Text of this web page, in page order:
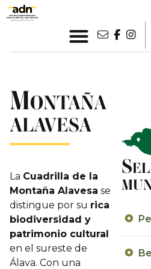
MONTAÑA
ALAVESA
La Cuadrilla de la
Montaña Alavesa se
distingue por su rica
biodiversidad y
patrimonio cultural
en el sureste de
Álava. Con una
S